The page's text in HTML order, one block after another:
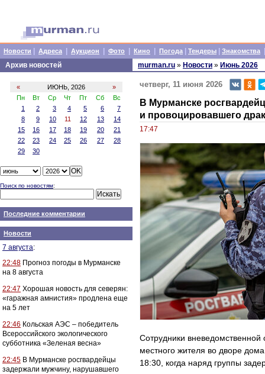
Новости Адреса Аукцион Фото Кино Погода Тендеры Знакомства
Архив новостей
« ИЮНЬ, 2026
»
Пн
Вт Ср Чт Пт Сб
Вс
1
2 3 4 5 6
7
8
9 10 11 12 13
14
15
16 17 18 19 20
21
22
23 24 25 26 27
28
29
30
Поиск по новостям:
Последние комментарии
Новости
7 августа:
22:48 Прогноз погоды в Мурманске
на 8 августа
22:47 Хорошая новость для северян:
«гаражная амнистия» продлена еще
на 5 лет
22:46 Кольская АЭС – победитель
Всероссийского экологического
субботника «Зеленая весна»
22:45 В Мурманске росгвардейцы
задержали мужчину, нарушавшего
murman.ru » Новости » Июнь 2026
четверг, 11 июня 2026
В Мурманске
и провоцировавшего
17:47
Сотрудники вневедомственной
местного жителя во дворе
18:30, когда наряд группы